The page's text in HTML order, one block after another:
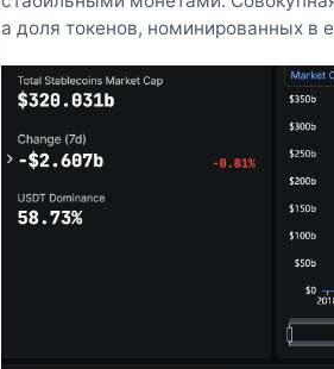
а доля токенов, номинированных в